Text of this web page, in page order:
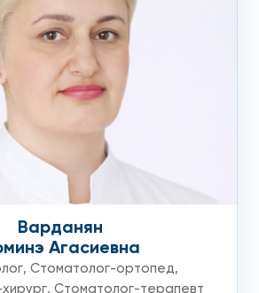
Варданян
Агасиевна
, Стоматолог-ортопед,
, Стоматолог-терапевт